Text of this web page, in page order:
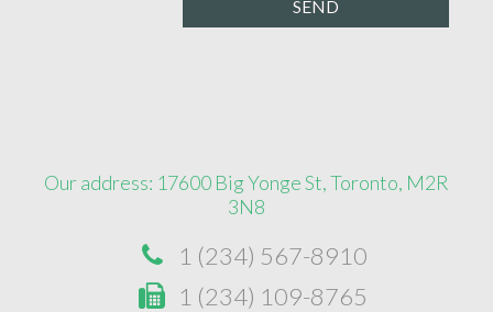
Our address: 17600 Big Yonge St, Toronto, M2R
3N8
1 (234) 567-8910
1 (234) 109-8765